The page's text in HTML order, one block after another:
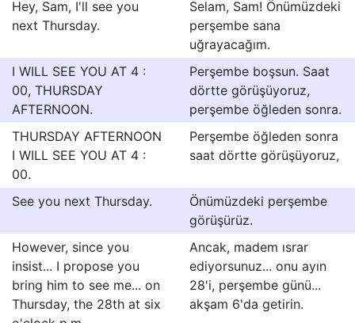
Hey, Sam, I'll see you
next Thursday.
Selam, Sam! Önümüzdeki
perşembe sana
uğrayacağım.
I WILL SEE YOU AT 4 :
00, THURSDAY
AFTERNOON.
Perşembe boşsun. Saat
dörtte görüşüyoruz,
perşembe öğleden sonra.
THURSDAY AFTERNOON
I WILL SEE YOU AT 4 :
00.
Perşembe öğleden sonra
saat dörtte görüşüyoruz,
See you next Thursday.
Önümüzdeki perşembe
görüşürüz.
However, since you
insist... I propose you
bring him to see me... on
Thursday, the 28th at six
Ancak, madem ısrar
ediyorsunuz... onu ayın
28'i, perşembe günü...
akşam 6'da getirin.